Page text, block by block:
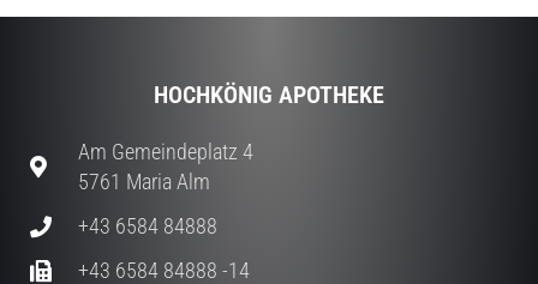
HOCHKÖNIG APOTHEKE
Am Gemeindeplatz 4
5761 Maria Alm
+43 6584 84888
+43 6584 84888 -14